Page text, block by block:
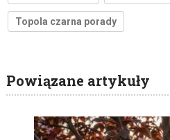
Topola czarna porady
Powiązane artykuły